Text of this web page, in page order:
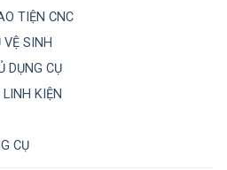
TIỆN CNC
VỆ SINH
DỤNG CỤ
KIỆN
CỤ